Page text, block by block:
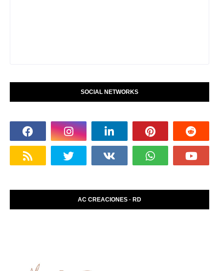
SOCIAL NETWORKS
AC CREACIONES · RD